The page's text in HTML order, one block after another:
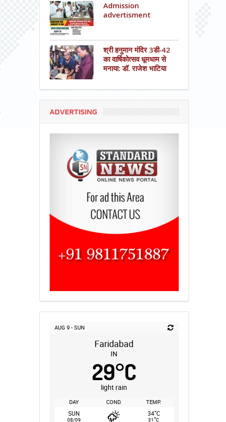
Admission
advertisment
श्री हनुमान मंदिर 3डी-42
का वार्षिकोत्सव धूमधाम से
मनाया: डॉ. राजेश भाटिया
ADVERTISING
AUG 9 - SUN
Faridabad
IN
29°C
light rain
DAY COND. TEMP.
SUN
08/09
34°C
31°C